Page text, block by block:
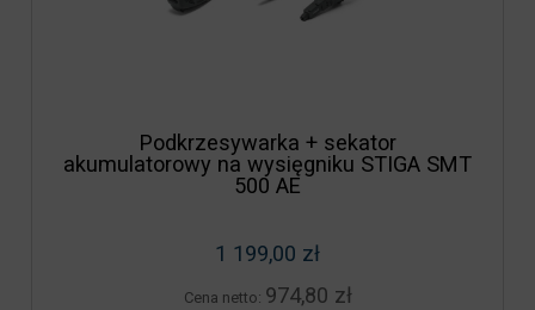
Podkrzesywarka + sekator
akumulatorowy na wysięgniku STIGA SMT
500 AE
1 199,00 zł
Cena netto: 974,80 zł